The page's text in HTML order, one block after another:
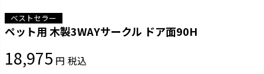
ベストセラー
ペット用 木製3WAYサークル ドア面90H
18,975 税込